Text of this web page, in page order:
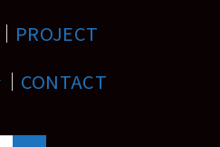
｜ PROJECT
｜ CONTACT